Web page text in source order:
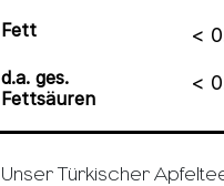
Fett <
d.a. ges.
Fettsäuren
<
Unser Türkischer